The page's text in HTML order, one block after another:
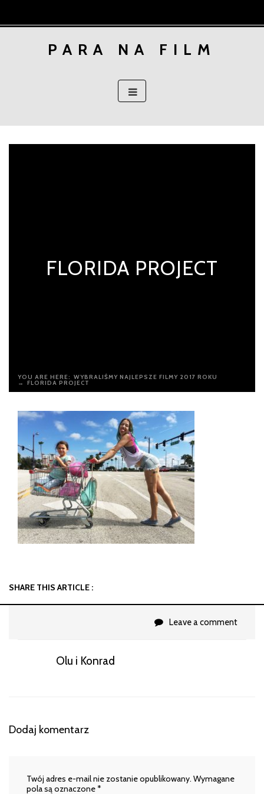
to
PARA NA FILM
YOU ARE HERE: WYBRALIŚMY NAJLEPSZE FILMY 2017 ROKU
→ FLORIDA PROJECT
FLORIDA PROJECT
SHARE THIS ARTICLE :
Leave a comment
Olu i Konrad
Dodaj komentarz
Twój adres e-mail nie zostanie opublikowany. Wymagane
pola są oznaczone*